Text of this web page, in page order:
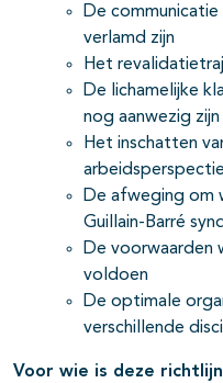
open- en
open- en
De
verlamd zijn
Het
De lichamelijke
nog aanwezig zijn
Het inschatten
De afweging om
Guillain-Barré
De voorwaarden
voldoen
De optimale
verschillende
Voor wie is deze